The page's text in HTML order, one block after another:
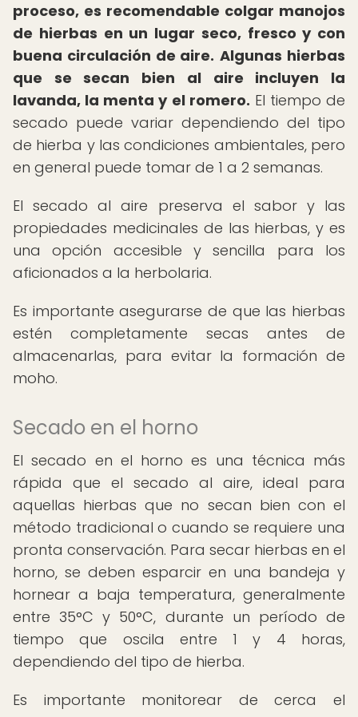
proceso, es recomendable colgar manojos
de hierbas en un lugar seco, fresco y con
buena circulación de aire. Algunas hierbas
que se secan bien al aire incluyen la
lavanda, la menta y el romero. El tiempo de
secado puede variar dependiendo del tipo
de hierba y las condiciones ambientales, pero
en general puede tomar de 1 a 2 semanas.
El secado al aire preserva el sabor y las
propiedades medicinales de las hierbas, y es
una opción accesible y sencilla para los
aficionados a la herbolaria.
Es importante asegurarse de que las hierbas
estén completamente secas antes de
almacenarlas, para evitar la formación de
moho.
Secado en el horno
El secado en el horno es una técnica más
rápida que el secado al aire, ideal para
aquellas hierbas que no secan bien con el
método tradicional o cuando se requiere una
pronta conservación. Para secar hierbas en el
horno, se deben esparcir en una bandeja y
hornear a baja temperatura, generalmente
entre 35°C y 50°C, durante un período de
tiempo que oscila entre 1 y 4 horas,
dependiendo del tipo de hierba.
Es importante monitorear de cerca el